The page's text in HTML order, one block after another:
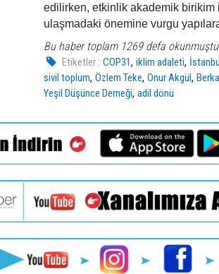
edilirken, etkinlik akademik birikim
ulaşmadaki önemine vurgu
Bu haber toplam 1269 defa
Etiketler : COP31,iklim adaleti,
sivil toplum, Özlem Teke, Onur Akgül,
Yeşil Düşünce Derneği, adil dönü